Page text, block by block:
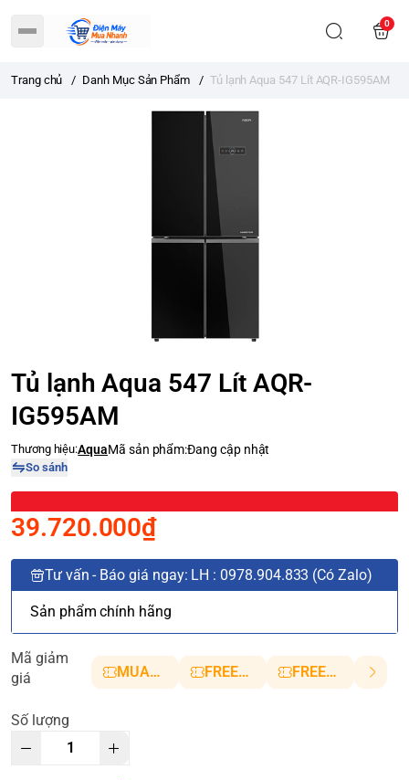
0
Trang chủ / Danh Mục Sản Phẩm / Tủ lạnh Aqua 547 Lít AQR-IG595AM
Tủ lạnh Aqua 547 Lít AQR-
IG595AM
Thương hiệu:AquaMã sản phẩm:Đang cập nhật
So sánh
39.720.000₫
Tư vấn - Báo giá ngay: LH : 0978.904.833 (Có Zalo)
Sản phẩm chính hãng
Mã giảm
giá
MUANHANH01 FREESHIP5 FREESHIP10
Số lượng